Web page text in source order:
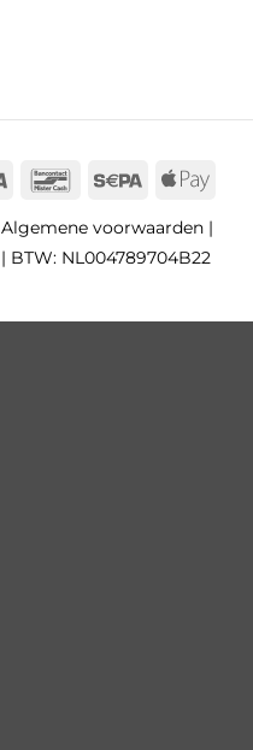
Visa Bancontact
Sepa
Algemene voorwaarden|
| BTW: NL004789704B22